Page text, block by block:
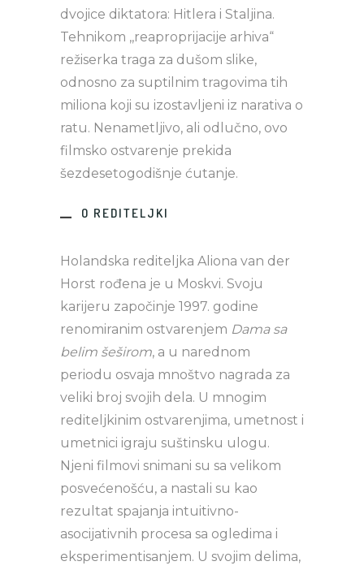
dvojice diktatora: Hitlera i Staljina.
Tehnikom ,,reaproprijacije arhiva“
režiserka traga za dušom slike,
odnosno za suptilnim tragovima tih
miliona koji su izostavljeni iz narativa o
ratu. Nenametljivo, ali odlučno, ovo
filmsko ostvarenje prekida
šezdesetogodišnje ćutanje.
O REDITELJKI
Holandska rediteljka Aliona van der
Horst rođena je u Moskvi. Svoju
karijeru započinje 1997. godine
renomiranim ostvarenjem Dama sa
belim šeširom, a u narednom
periodu osvaja mnoštvo nagrada za
veliki broj svojih dela. U mnogim
rediteljkinim ostvarenjima, umetnost i
umetnici igraju suštinsku ulogu.
Njeni filmovi snimani su sa velikom
posvećenošću, a nastali su kao
rezultat spajanja intuitivno-
asocijativnih procesa sa ogledima i
eksperimentisanjem. U svojim delima,